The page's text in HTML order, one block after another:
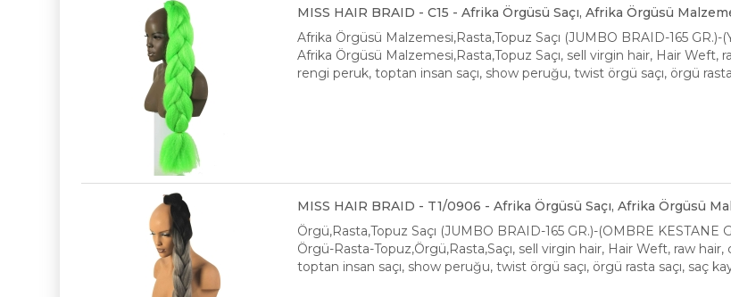
MISS HAIR BRAID - C15 - Afrika Örgüsü Saçı, Afrika Örgüsü
Afrika Örgüsü Malzemesi,Rasta,Topuz Saçı (JUMBO BRAID-165 GR.)-
Afrika Örgüsü Malzemesi,Rasta,Topuz Saçı, sell virgin hair, Hair
rengi peruk, toptan insan saçı, show peruğu, twist örgü saçı, örgü rasta
MISS HAIR BRAID - T1/0906 - Afrika Örgüsü Saçı, Afrika Örgüsü
Örgü,Rasta,Topuz Saçı (JUMBO BRAID-165 GR.)-(OMBRE KESTANE
Örgü-Rasta-Topuz,Örgü,Rasta,Saçı, sell virgin hair, Hair Weft, raw
toptan insan saçı, show peruğu, twist örgü saçı, örgü rasta saçı, saç